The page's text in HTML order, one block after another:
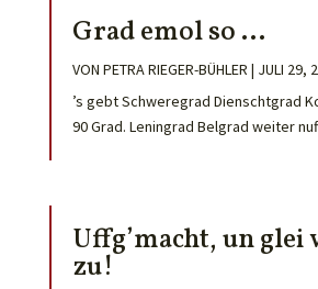
Grad emol so …
VON PETRA RIEGER-BÜHLER | JULI 29,
’s gebt Schweregrad Dienschtgrad
90 Grad. Leningrad Belgrad weiter
Uffg’macht, un glei
zu!